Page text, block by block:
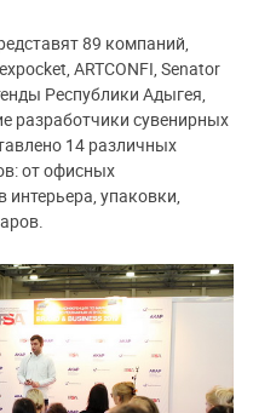
89 компаний,
ARTCONFI, Senator
Республики Адыгея,
разработчики сувенирных
14 различных
от офисных
интерьера, упаковки,